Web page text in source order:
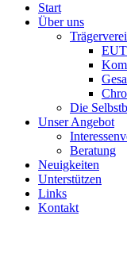
Start
Über uns
Die
Unser Angebot
Beratung
Neuigkeiten
Unterstützen
Links
Kontakt